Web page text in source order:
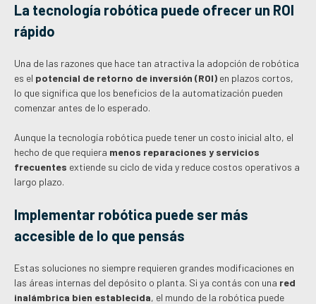
La tecnología robótica puede ofrecer un ROI
rápido
Una de las razones que hace tan atractiva la adopción de robótica
es el potencial de retorno de inversión (ROI) en plazos cortos,
lo que significa que los beneficios de la automatización pueden
comenzar antes de lo esperado.
Aunque la tecnología robótica puede tener un costo inicial alto, el
hecho de que requiera menos reparaciones y servicios
frecuentes extiende su ciclo de vida y reduce costos operativos a
largo plazo.
Implementar robótica puede ser más
accesible de lo que pensás
Estas soluciones no siempre requieren grandes modificaciones en
las áreas internas del depósito o planta. Si ya contás con una red
inalámbrica bien establecida, el mundo de la robótica puede